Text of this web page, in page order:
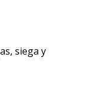
siega y